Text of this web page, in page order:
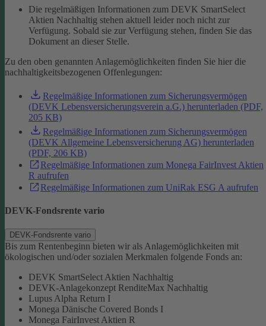
Die regelmäßigen Informationen zum DEVK SmartSelect
Aktien Nachhaltig stehen aktuell leider noch nicht zur
Verfügung. Sobald sie zur Verfügung stehen, finden Sie das
Dokument an dieser Stelle.
Zu den oben genannten Anlagemöglichkeiten finden Sie hier die
nachhaltigkeitsbezogenen Offenlegungen:
Regelmäßige Informationen zum Sicherungsvermögen
(DEVK Lebensversicherungsverein a.G.) herunterladen (PDF,
205 KB)
Regelmäßige Informationen zum Sicherungsvermögen
(DEVK Allgemeine Lebensversicherung AG) herunterladen
(PDF, 206 KB)
Regelmäßige Informationen zum Monega FairInvest Aktien
R aufrufen
Regelmäßige Informationen zum UniRak ESG A aufrufen
DEVK-Fondsrente vario
DEVK-Fondsrente vario
Bis zum Rentenbeginn bieten wir als Anlagemöglichkeiten mit
ökologischen und/oder sozialen Merkmalen folgende Fonds an:
DEVK SmartSelect Aktien Nachhaltig
DEVK-Anlagekonzept RenditeMax Nachhaltig
Lupus Alpha Return I
Monega Dänische Covered Bonds I
Monega FairInvest Aktien R